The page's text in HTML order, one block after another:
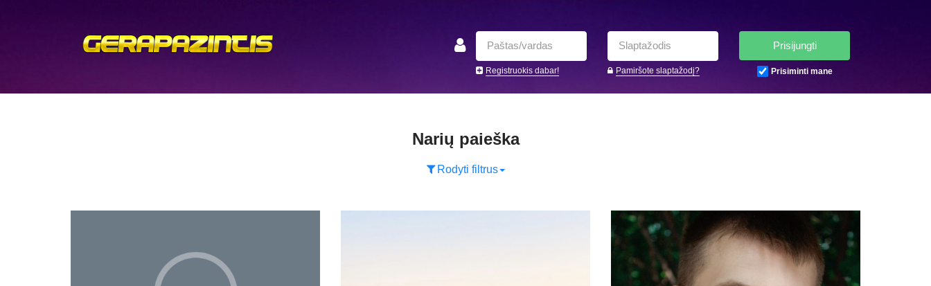
Registruokis dabar! Pamiršote slaptažodį?
Prisijungti
Prisiminti mane
Narių paieška
Rodyti filtrus